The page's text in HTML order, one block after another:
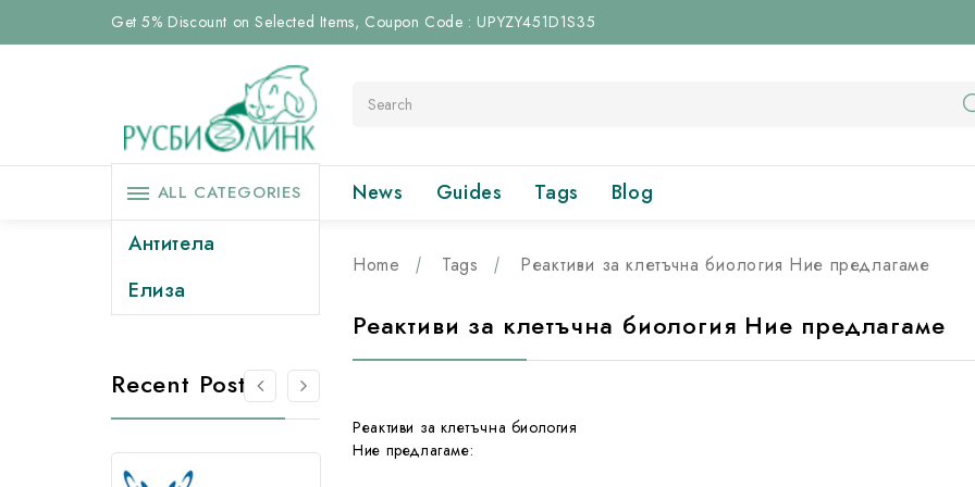
Get 5% Discount on Selected Items, Coupon Code : UPYZY451D1S35
News Guides Tags Blog
ALL CATEGORIES
Антитела
Елиза
Recent Posts
Home Tags Реактиви за клетъчна биология Ние предлагаме
Реактиви за клетъчна биология Ние предлагаме
Реактиви за клетъчна биология
Ние предлагаме: